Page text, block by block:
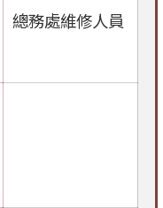
總務處維修人員